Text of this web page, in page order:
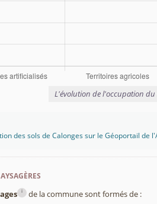
L'évolution de l'occupation du
des sols de Calonges sur le Géoportail de
i de la commune sont formés de :